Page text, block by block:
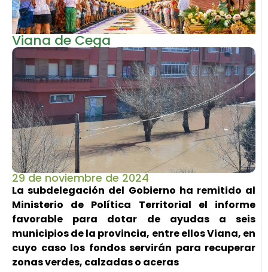
Viana de Cega
29 de noviembre de 2024
La subdelegación del Gobierno ha remitido al
Ministerio de Política Territorial el informe
favorable para dotar de ayudas a seis
municipios de la provincia, entre ellos Viana, en
cuyo caso los fondos servirán para recuperar
zonas verdes, calzadas o aceras